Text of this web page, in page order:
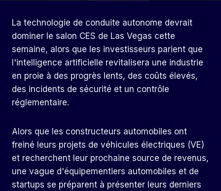
La technologie de conduite autonome devrait
dominer le salon CES de Las Vegas cette
semaine, alors que les investisseurs parient que
l'intelligence artificielle revitalisera une industrie
en proie à des progrès lents, des coûts élevés,
des incidents de sécurité et un contrôle
réglementaire.
Alors que les constructeurs automobiles ont
freiné leurs projets de véhicules électriques (VE)
et recherchent leur prochaine source de revenus,
une vague d'équipementiers automobiles et de
startups se préparent à présenter leurs derniers